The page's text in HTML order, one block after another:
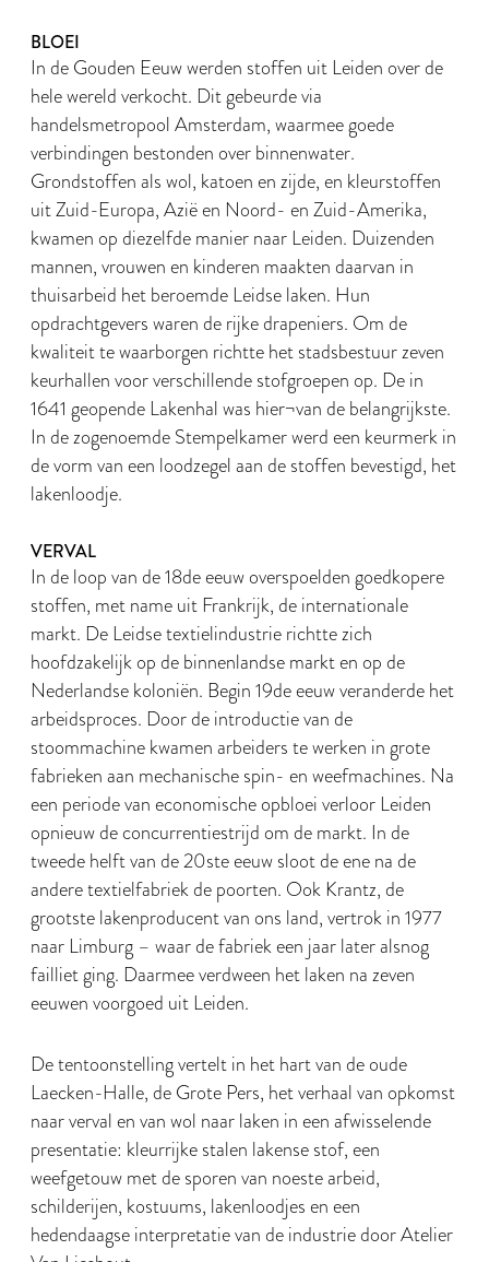
BLOEI
In de Gouden Eeuw werden stoffen uit Leiden over de
hele wereld verkocht. Dit gebeurde via
handelsmetropool Amsterdam, waarmee goede
verbindingen bestonden over binnenwater.
Grondstoffen als wol, katoen en zijde, en kleurstoffen
uit Zuid-Europa, Azië en Noord- en Zuid-Amerika,
kwamen op diezelfde manier naar Leiden. Duizenden
mannen, vrouwen en kinderen maakten daarvan in
thuisarbeid het beroemde Leidse laken. Hun
opdrachtgevers waren de rijke drapeniers. Om de
kwaliteit te waarborgen richtte het stadsbestuur zeven
keurhallen voor verschillende stofgroepen op. De in
1641 geopende Lakenhal was hier¬van de belangrijkste.
In de zogenoemde Stempelkamer werd een keurmerk in
de vorm van een loodzegel aan de stoffen bevestigd, het
lakenloodje.
VERVAL
In de loop van de 18de eeuw overspoelden goedkopere
stoffen, met name uit Frankrijk, de internationale
markt. De Leidse textielindustrie richtte zich
hoofdzakelijk op de binnenlandse markt en op de
Nederlandse koloniën. Begin 19de eeuw veranderde het
arbeidsproces. Door de introductie van de
stoommachine kwamen arbeiders te werken in grote
fabrieken aan mechanische spin- en weefmachines. Na
een periode van economische opbloei verloor Leiden
opnieuw de concurrentiestrijd om de markt. In de
tweede helft van de 20ste eeuw sloot de ene na de
andere textielfabriek de poorten. Ook Krantz, de
grootste lakenproducent van ons land, vertrok in 1977
naar Limburg – waar de fabriek een jaar later alsnog
failliet ging. Daarmee verdween het laken na zeven
eeuwen voorgoed uit Leiden.
De tentoonstelling vertelt in het hart van de oude
Laecken-Halle, de Grote Pers, het verhaal van opkomst
naar verval en van wol naar laken in een afwisselende
presentatie: kleurrijke stalen lakense stof, een
weefgetouw met de sporen van noeste arbeid,
schilderijen, kostuums, lakenloodjes en een
hedendaagse interpretatie van de industrie door Atelier